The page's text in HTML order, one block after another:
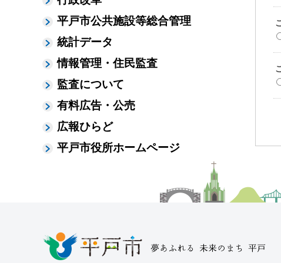
平戸市公共施設等総合管理
統計データ
情報管理・住民監査
監査について
有料広告・公売
広報ひらど
平戸市役所ホームページ